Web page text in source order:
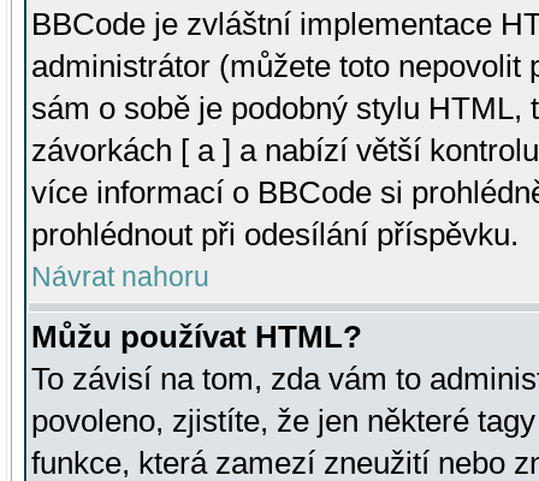
BBCode je zvláštní implementace
administrátor (můžete toto
sám o sobě je podobný stylu HTML,
závorkách [ a ] a nabízí větší
více informací o BBCode si
prohlédnout při odesílání příspěvku.
Návrat nahoru
Můžu používat HTML?
To závisí na tom, zda vám to
povoleno, zjistíte, že jen některé
funkce, která zamezí zneužití nebo